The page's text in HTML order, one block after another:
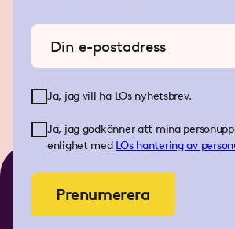
Ange din e-postadress
Ja, jag vill ha LOs nyhetsbrev.
Ja, jag godkänner att mina
enlighet med LOs hantering av
Prenumerera